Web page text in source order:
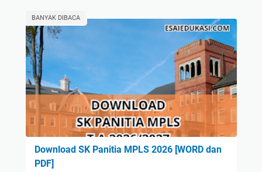
BANYAK DIBACA
Download SK Panitia MPLS 2026 [WORD dan
PDF]